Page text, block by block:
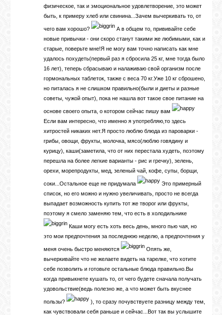
физическое, так и эмоциональное удовлетворение, это может
быть, к примеру хлеб или свинина...Зачем вычеркивать то, от
чего вам хорошо?
А в общем то, прививайте себе
новые привычки - они скоро станут такими же любимыми, как и
старые, поверьте мне!Я не могу вам точно написать как мне
удалось похудеть(первый раз я сбросила 25 кг, мне тогда было
16 лет), теперь сбрасываю и налаживаю свой организм после
гормональных таблеток, также с веса 70 кг.Уже 10 кг сброшено,
но питалась я не слишком правильно(были и диеты и разные
советы, чужой опыт), пока не нашла вот такое свое питание на
основе своего опыта, о котором сейчас пишу вам
Если вам интересно, что именно я употребляю,то здесь
хитростей никаких нет.Я просто люблю блюда из пароварки -
грибы, овощи, фрукты, молочка, мясо(люблю говядину и
курицу), каши(заметила, что от них перестала худеть, поэтому
перешла на более легкие варианты - рис и гречку), зелень,
орехи, морепродукты, мед, зеленый чай, кофе, супы, борщи,
соки...Остальное еще не придумала
Это примерный
список, но его можно и нужно увеличивать, просто не всегда
выпадает возможность купить тот же творог или фрукты,
поэтому я смело заменяю тем, что есть в холодильнике
Каши могу есть хоть весь день, много пью чая, но
это мои предпочтения за последнюю неделю, а предпочтения у
меня очень быстро меняются
Опять же,
вычеркивайте что не желаете видеть на тарелке, что хотите
себе позволить и готовьте остальные блюда правильно.Вы
когда привыкнете кушать то, от чего будете сначала получать
удовольствие(ведь полезно же, а что может быть вкуснее
пользы?
), то сразу почувствуете разницу между тем,
как чувствовали себя раньше и сейчас...Вот так вы услышите